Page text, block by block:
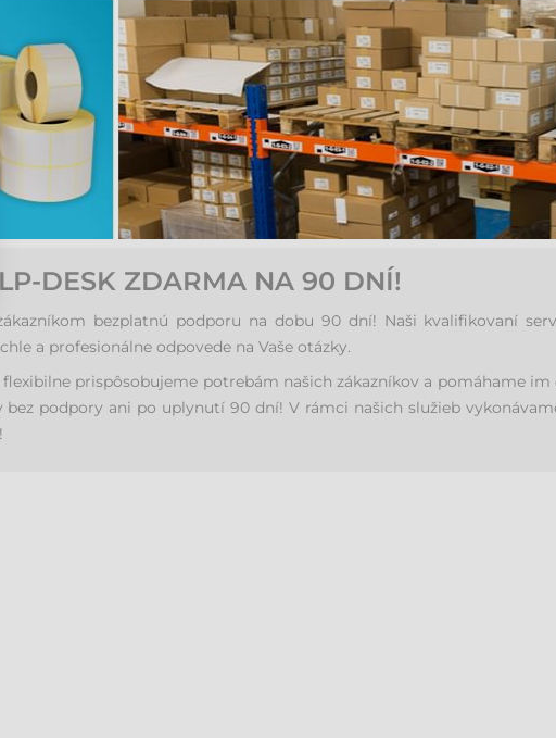
DESK ZDARMA NA 90 DNÍ!
bezplatnú podporu na dobu 90 dní! Naši kvalifikovaní
a profesionálne odpovede na Vaše otázky.
prispôsobujeme potrebám našich zákazníkov a pomáhame
bez podpory ani po uplynutí 90 dní! V rámci našich služieb